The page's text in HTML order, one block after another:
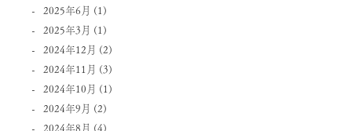
2025年6月 (1)
2025年3月 (1)
2024年12月 (2)
2024年11月 (3)
2024年10月 (1)
2024年9月 (2)
2024年8月 (4)